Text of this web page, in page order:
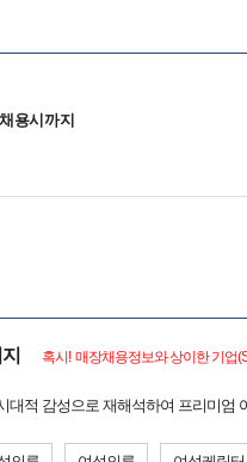
채용시까지
혹시! 매장채용정보와 상이한 기업
대적 감성으로 재해석하여 프리미엄